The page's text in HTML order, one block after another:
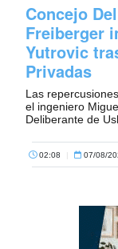
Concejo
Freiberger
Yutrovic
Privadas
Las
el ingeniero
Deliberante de
02:08 | 07/08/